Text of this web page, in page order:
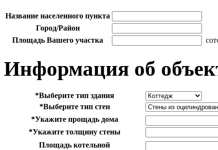
Название населенного пункта
Город/Район
Площадь Вашего участка
Информация об
*Выберите тип здания
*Выберите тип стен
*Укажите прощадь дома
*Укажите толщину стены
Площадь котельной